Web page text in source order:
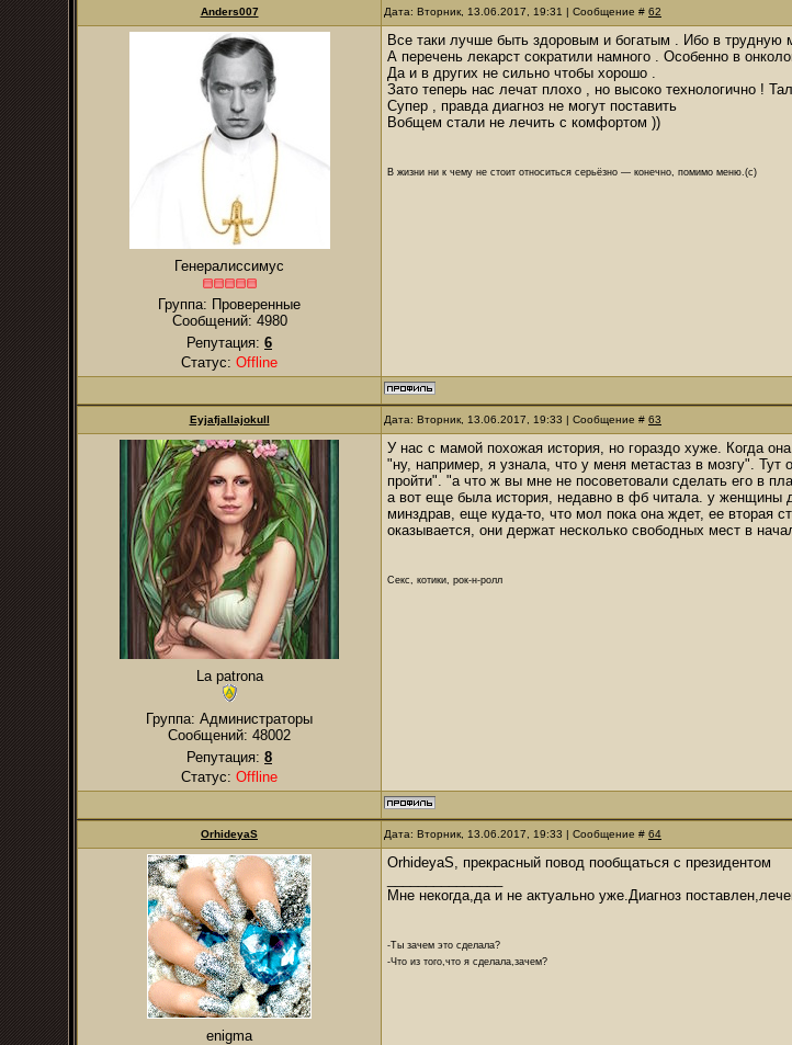
Anders007 Дата: Вторник, 13.06.2017, 19:31 | Сообщение # 62
Генералиссимус
Группа: Проверенные
Сообщений: 4980
Репутация: 6
Статус: Offline
Все таки лучше быть здоровым и богатым . Ибо в трудную
А перечень лекарст сократили намного . Особенно в
Да и в других не сильно чтобы хорошо .
Зато теперь нас лечат плохо , но высоко технологично !
Супер , правда диагноз не могут поставить
Вобщем стали не лечить с комфортом ))
В жизни ни к чему не стоит относиться серьёзно — конечно, помимо меню.(с)
Eyjafjallajokull Дата: Вторник, 13.06.2017, 19:33 | Сообщение # 63
La patrona
Группа: Администраторы
Сообщений: 48002
Репутация: 8
Статус: Offline
У нас с мамой похожая история, но гораздо хуже. Когда
"ну, например, я узнала, что у меня метастаз в мозгу".
пройти". "а что ж вы мне не посоветовали сделать его в
а вот еще была история, недавно в фб читала. у женщины
минздрав, еще куда-то, что мол пока она ждет, ее вторая
оказывается, они держат несколько свободных мест в
Секс, котики, рок-н-ролл
OrhideyaS Дата: Вторник, 13.06.2017, 19:33 | Сообщение # 64
enigma
OrhideyaS, прекрасный повод пообщаться с президентом
Мне некогда,да и не актуально уже.Диагноз
-Ты зачем это сделала?
-Что из того,что я сделала,зачем?